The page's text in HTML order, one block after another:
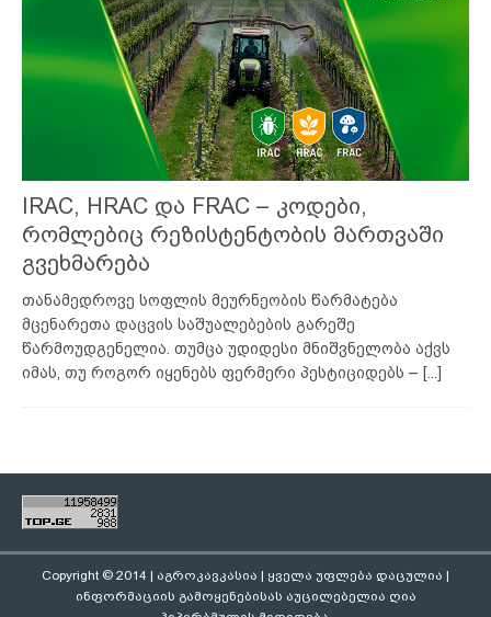
IRAC, HRAC და FRAC – კოდები,
რომლებიც რეზისტენტობის მართვაში
გვეხმარება
თანამედროვე სოფლის მეურნეობის წარმატება
მცენარეთა დაცვის საშუალებების გარეშე
წარმოუდგენელია. თუმცა უდიდესი მნიშვნელობა აქვს
იმას, თუ როგორ იყენებს ფერმერი პესტიციდებს – [...]
Copyright © 2014 | აგროკავკასია | ყველა უფლება დაცულია |
ინფორმაციის გამოყენებისას აუცილებელია ღია